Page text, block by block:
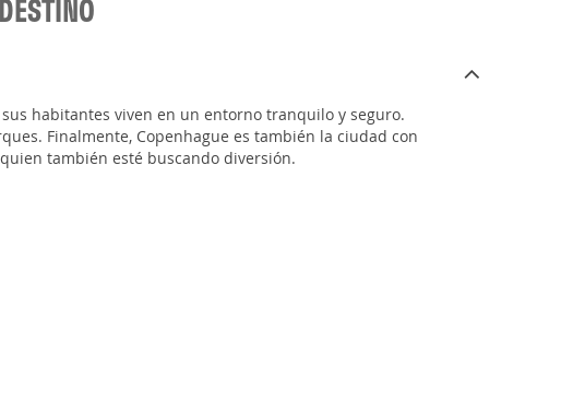
habitantes viven en un entorno tranquilo y seguro.
Finalmente, Copenhague es también la ciudad con
también esté buscando diversión.